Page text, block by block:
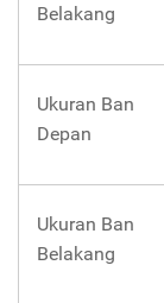
Belakang
Ukuran Ban
Depan
Ukuran Ban
Belakang